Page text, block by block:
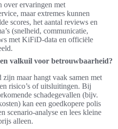
over ervaringen met
maar extremes kunnen
scores, het aantal reviews en
(snelheid, communicatie,
met KiFiD-data en officiële
valkuil voor betrouwbaarheid?
maar hangt vaak samen met
risico’s of uitsluitingen. Bij
schadegevallen (bijv.
kan een goedkopere polis
scenario-analyse en lees kleine
alleen.